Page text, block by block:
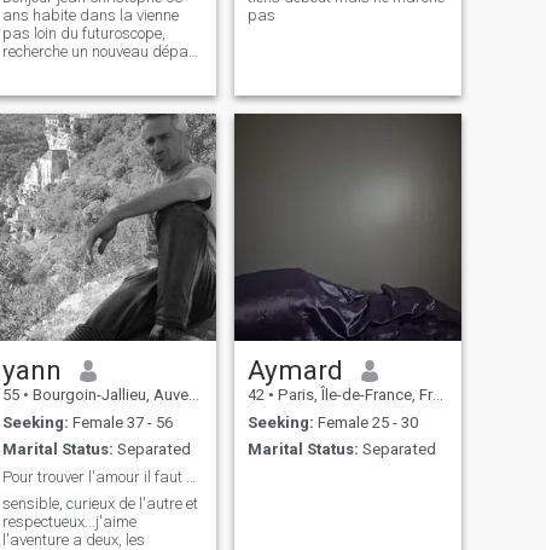
ans habite dans la vienne
pas loin du futuroscope,
recherche un nouveau départ
pas
yann
55 • Bourgoin-Jallieu, Auvergne-Rhône-Alpes, France
Seeking: Female 37 - 56
Marital Status: Separated
sensible, curieux de l'autre et
respectueux...j'aime
l'aventure a deux, les
Aymard
42 • Paris, Île-de-France, France
Seeking: Female 25 - 30
Marital Status: Separated